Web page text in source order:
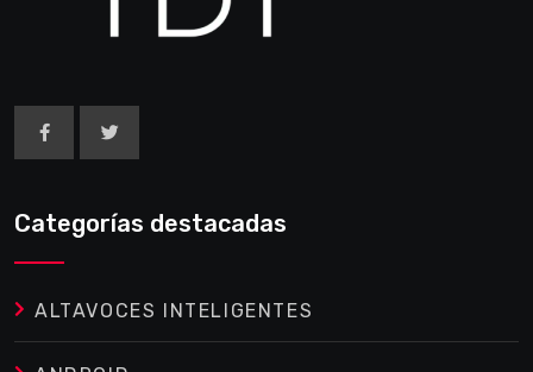
Categorías destacadas
ALTAVOCES INTELIGENTES